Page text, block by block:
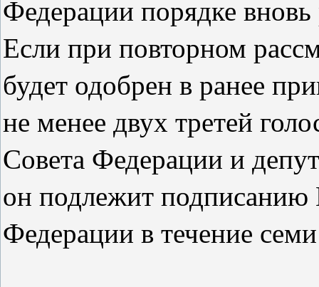
Федерации порядке
Если при повторном
будет одобрен в ранее
не менее двух третей
Совета Федерации и
он подлежит подписанию
Федерации в течение